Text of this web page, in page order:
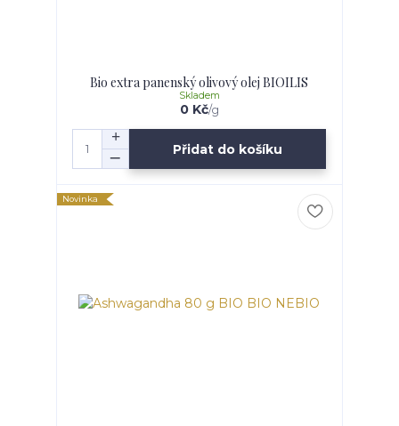
Bio extra panenský olivový olej BIOILIS
0 Kč/g
Skladem
Přidat do košíku
Novinka